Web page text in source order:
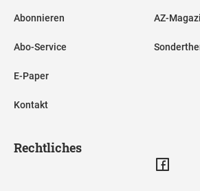
Abonnieren
Abo-Service
E-Paper
Kontakt
AZ-
Rechtliches